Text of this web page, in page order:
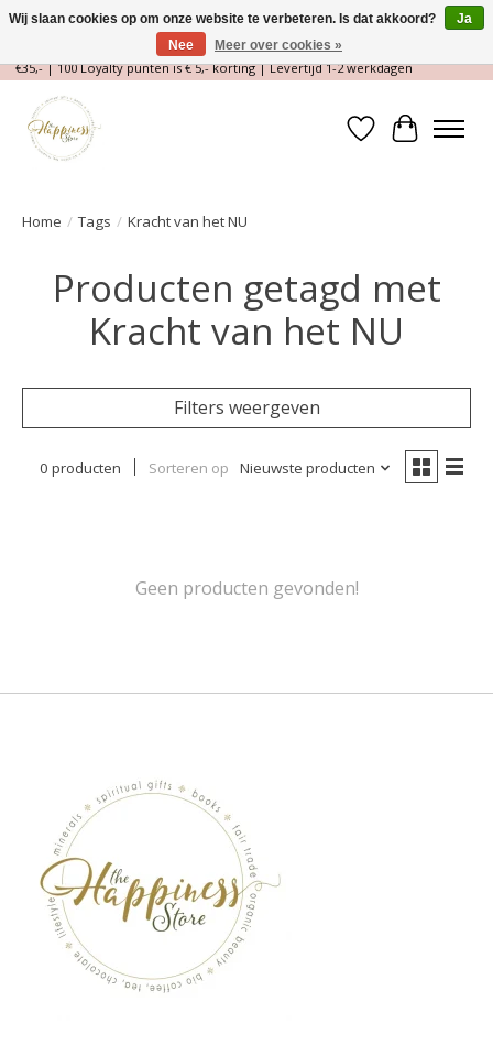
Magische Conceptstore, Edelstenen & Spirituele winkel | Gratis verzending >
€35,- | 100 Loyalty punten is € 5,- korting | Levertijd 1-2 werkdagen
Verlanglijst
Home / Tags / Kracht van het NU
Producten getagd met
Kracht van het NU
Filters weergeven
0 producten Sorteren op Nieuwste producten
Geen producten gevonden!
Wij slaan cookies op om onze website te verbeteren. Is dat akkoord?
Ja
Nee
Meer over cookies »